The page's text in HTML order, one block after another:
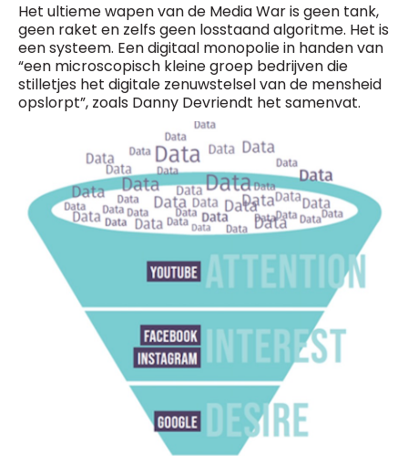
Het ultieme wapen van de Media War is geen tank,
geen raket en zelfs geen losstaand algoritme. Het is
een systeem. Een digitaal monopolie in handen van
“een microscopisch kleine groep bedrijven die
stilletjes het digitale zenuwstelsel van de mensheid
opslorpt”, zoals Danny Devriendt het samenvat.